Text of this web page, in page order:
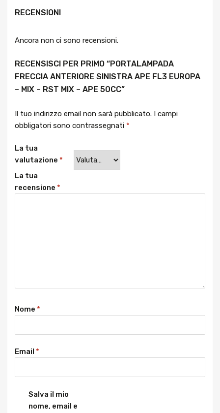
RECENSIONI
Ancora non ci sono recensioni.
RECENSISCI PER PRIMO “PORTALAMPADA
FRECCIA ANTERIORE SINISTRA APE FL3 EUROPA
– MIX – RST MIX – APE 50CC”
Il tuo indirizzo email non sarà pubblicato. I campi
obbligatori sono contrassegnati *
La tua
valutazione *
La tua
recensione *
Nome *
Email *
Salva il mio
nome, email e